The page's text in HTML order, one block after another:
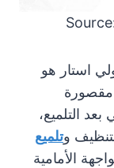
استار هو
مقصورة
التلميع،
وتلميع
الأمامية